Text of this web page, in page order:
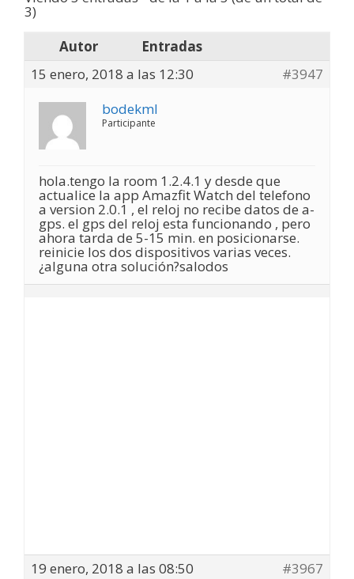
3)
Autor
Entradas
15 enero, 2018 a las 12:30
#3947
bodekml
Participante
hola.tengo la room 1.2.4.1 y desde que
actualice la app Amazfit Watch del telefono
a version 2.0.1 , el reloj no recibe datos de a-
gps. el gps del reloj esta funcionando , pero
ahora tarda de 5-15 min. en posicionarse.
reinicie los dos dispositivos varias veces.
¿alguna otra solución?salodos
19 enero, 2018 a las 08:50
#3967